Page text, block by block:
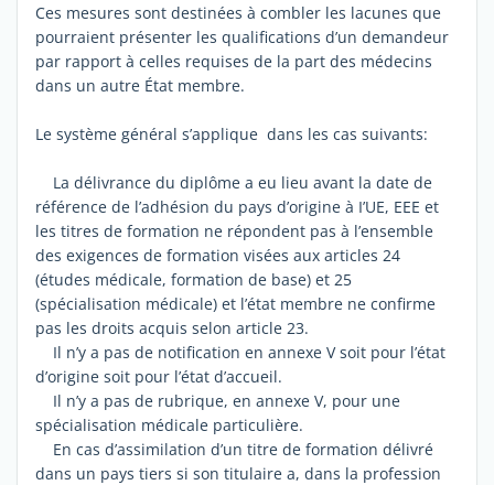
Ces mesures sont destinées à combler les lacunes que
pourraient présenter les qualifications d’un demandeur
par rapport à celles requises de la part des médecins
dans un autre État membre.
Le système général s’applique dans les cas suivants:
La délivrance du diplôme a eu lieu avant la date de
référence de l’adhésion du pays d’origine à I’UE, EEE et
les titres de formation ne répondent pas à l’ensemble
des exigences de formation visées aux articles 24
(études médicale, formation de base) et 25
(spécialisation médicale) et l’état membre ne confirme
pas les droits acquis selon article 23.
Il n’y a pas de notification en annexe V soit pour l’état
d’origine soit pour l’état d’accueil.
Il n’y a pas de rubrique, en annexe V, pour une
spécialisation médicale particulière.
En cas d’assimilation d’un titre de formation délivré
dans un pays tiers si son titulaire a, dans la profession